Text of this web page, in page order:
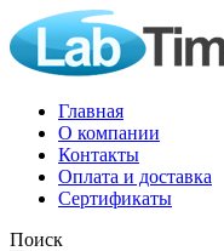
Главная
О компании
Контакты
Оплата и доставка
Сертификаты
Поиск